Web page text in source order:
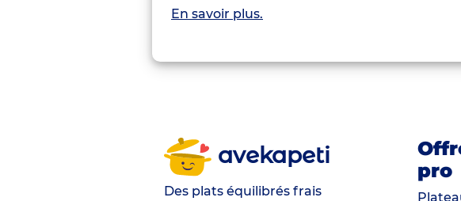
En savoir plus.
avekapeti
Des plats équilibrés frais
pro